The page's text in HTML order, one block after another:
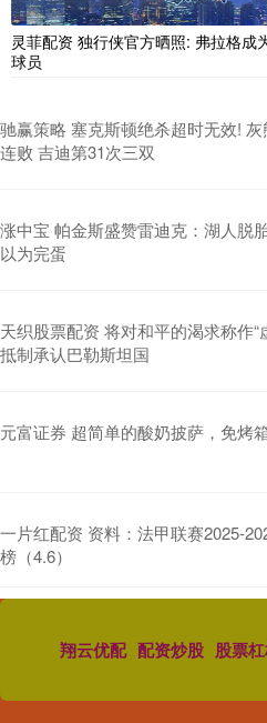
灵菲配资 独行侠官方晒照: 弗拉格成
球员
驰赢策略 塞克斯顿绝杀超时无效!
连败 吉迪第31次三双
涨中宝 帕金斯盛赞雷迪克：湖人脱
以为完蛋
天织股票配资 将对和平的渴求称作“
抵制承认巴勒斯坦国
元富证券 超简单的酸奶披萨，免烤
一片红配资 资料：法甲联赛2025-
榜（4.6）
翔云优配 配资炒股 股票